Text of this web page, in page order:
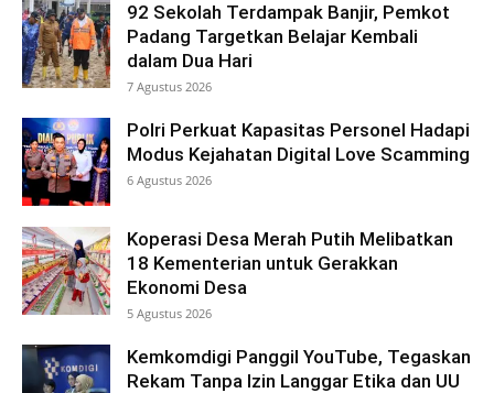
92 Sekolah Terdampak Banjir, Pemkot
Padang Targetkan Belajar Kembali
dalam Dua Hari
7 Agustus 2026
Polri Perkuat Kapasitas Personel Hadapi
Modus Kejahatan Digital Love Scamming
6 Agustus 2026
Koperasi Desa Merah Putih Melibatkan
18 Kementerian untuk Gerakkan
Ekonomi Desa
5 Agustus 2026
Kemkomdigi Panggil YouTube, Tegaskan
Rekam Tanpa Izin Langgar Etika dan UU